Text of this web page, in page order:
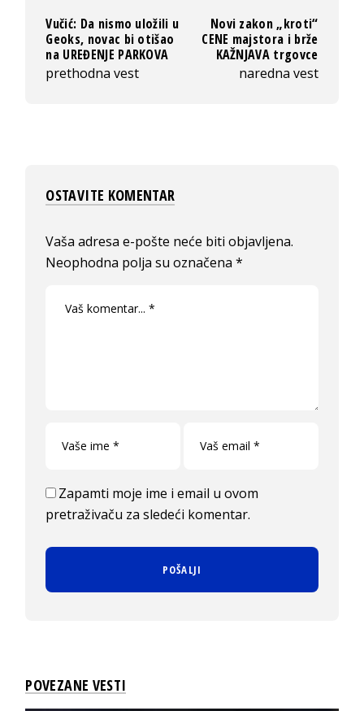
Vučić: Da nismo uložili u
Geoks, novac bi otišao
na UREĐENJE PARKOVA
prethodna vest
Novi zakon „kroti“
CENE majstora i brže
KAŽNJAVA trgovce
naredna vest
OSTAVITE KOMENTAR
Vaša adresa e-pošte neće biti objavljena.
Neophodna polja su označena*
Zapamti moje ime i email u ovom
pretraživaču za sledeći komentar.
POVEZANE VESTI